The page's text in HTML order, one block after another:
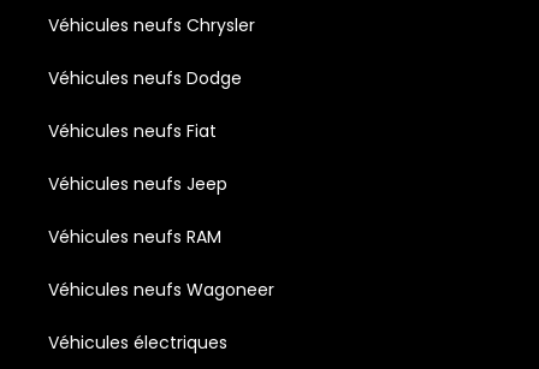
Véhicules neufs Chrysler
Véhicules neufs Dodge
Véhicules neufs Fiat
Véhicules neufs Jeep
Véhicules neufs RAM
Véhicules neufs Wagoneer
Véhicules électriques